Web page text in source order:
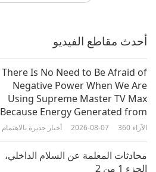
القوة عبر الرحمة: لياقة نباتية مع
جوليان ديسروش، الجزء 1 من 2
أحدث مقاطع الفيديو
There Is No Need to Be Afraid of
Negative Power When We Are
Using Supreme Master TV Max
Because Energy Generated from
It Is Far More Powerful than Any
أخبار جديرة بالاهتمام 2026-08-07 360 الآراء
محادثات المعلمة عن السلام الداخلي،
الجزء 1 من 2